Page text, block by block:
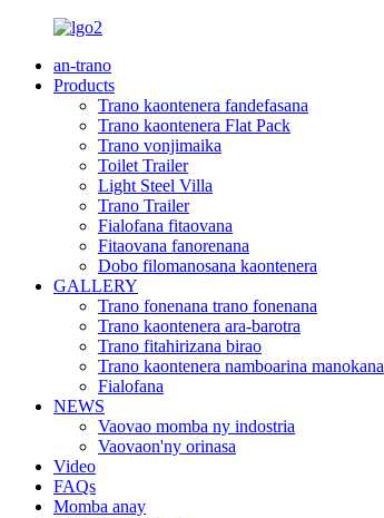
an-trano
Products
Trano kaontenera fandefasana
Trano kaontenera Flat Pack
Trano vonjimaika
Toilet Trailer
Light Steel Villa
Trano Trailer
Fialofana fitaovana
Fitaovana fanorenana
Dobo filomanosana kaontenera
GALLERY
Trano fonenana trano fonenana
Trano kaontenera ara-barotra
Trano fitahirizana birao
Trano kaontenera namboarina manokana
Fialofana
NEWS
Vaovao momba ny indostria
Vaovaon'ny orinasa
Video
FAQs
Momba anay